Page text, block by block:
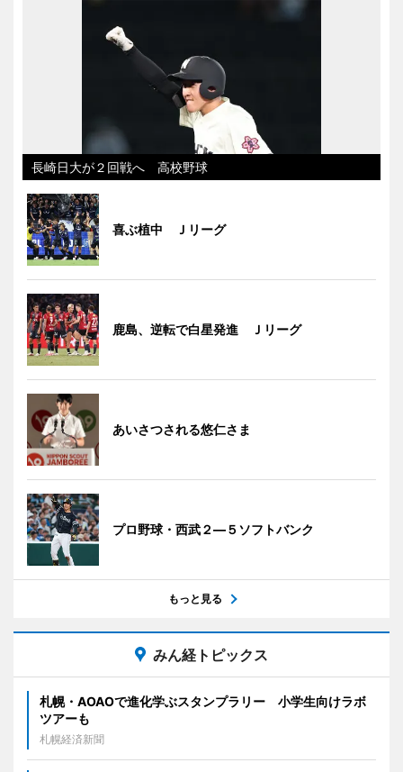
長崎日大が２回戦へ 高校野球
喜ぶ植中 Ｊリーグ
鹿島、逆転で白星発進 Ｊリーグ
あいさつされる悠仁さま
プロ野球・西武２―５ソフトバンク
もっと見る
みん経トピックス
札幌・AOAOで進化学ぶスタンプラリー 小学生向けラボ
ツアーも
札幌経済新聞